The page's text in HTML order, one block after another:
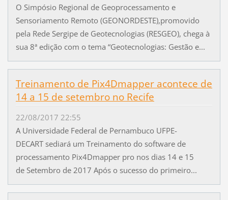
O Simpósio Regional de Geoprocessamento e
Sensoriamento Remoto (GEONORDESTE),promovido
pela Rede Sergipe de Geotecnologias (RESGEO), chega à
sua 8ª edição com o tema “Geotecnologias: Gestão e...
Treinamento de Pix4Dmapper acontece de
14 a 15 de setembro no Recife
22/08/2017 22:55
A Universidade Federal de Pernambuco UFPE-
DECART sediará um Treinamento do software de
processamento Pix4Dmapper pro nos dias 14 e 15
de Setembro de 2017 Após o sucesso do primeiro...